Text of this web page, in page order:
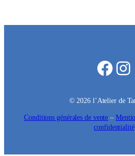
© 2026 l’Atelier de
Conditions générales de vente –
confidentialité